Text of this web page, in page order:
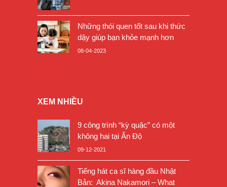
Những thói quen tốt sau khi thức
dậy giúp bạn khỏe mạnh hơn
08-04-2023
XEM NHIỀU
9 công trình “kỳ quặc” có một
không hai tại Ấn Độ
09-12-2021
Tiếng hát ca sĩ hàng đầu Nhật
Bản: Akina Nakamori – What